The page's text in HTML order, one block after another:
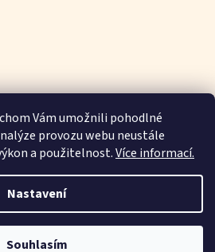
Vám umožnili pohodlné
provozu webu neustále
a použitelnost.Více informací.
Nastavení
Souhlasím
Vytvořil Shoptet
. Všechna práva vyhrazena.